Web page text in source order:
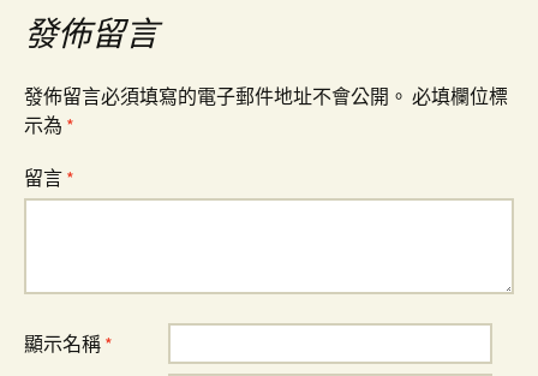
覽發佈留言
發佈留言必須填寫的電子郵件地址不會公開。 必填欄位標
示為 *
留言 *
顯示名稱 *